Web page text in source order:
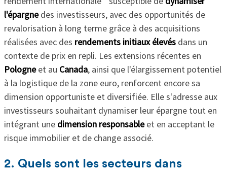
l'épargnedes investisseurs, avec des opportunités de
revalorisation à long terme grâce à des acquisitions
réalisées avec des rendements initiaux élevésdans un
contexte de prix en repli. Les extensions récentes en
Pologneet au Canada, ainsi que l'élargissement potentiel
à la logistique de la zone euro, renforcent encore sa
dimension opportuniste et diversifiée. Elle s'adresse aux
investisseurs souhaitant dynamiser leur épargne tout en
intégrant une dimension responsableet en acceptant le
risque immobilier et de change associé.
2. Quels sont les secteurs dans